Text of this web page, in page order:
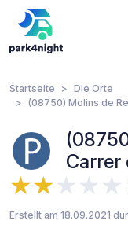
Startseite
Die Orte
(08750) Molins de
Carrer
Erstellt am 18.09.2021